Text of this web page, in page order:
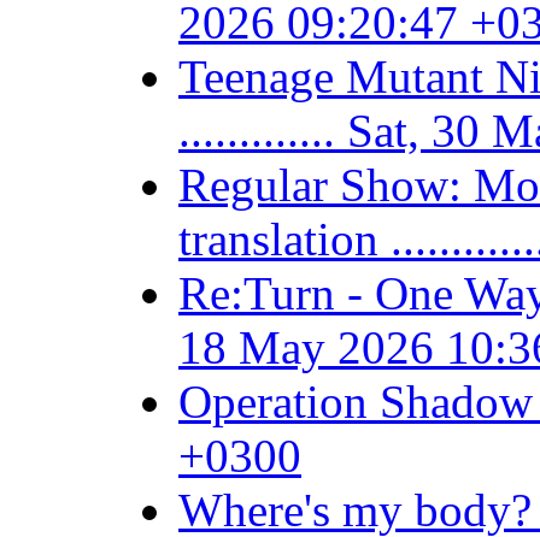
2026 09:20:47
Teenage Mutant
............. Sat, 30
Regular Show:
translation
Re:Turn - One
18 May 2026
Operation
+0300
Where's my